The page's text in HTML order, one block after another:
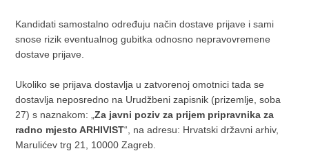
Kandidati samostalno određuju način dostave prijave i sami
snose rizik eventualnog gubitka odnosno nepravovremene
dostave prijave.
Ukoliko se prijava dostavlja u zatvorenoj omotnici tada se
dostavlja neposredno na Urudžbeni zapisnik (prizemlje, soba
27) s naznakom: „Za javni poziv za prijem pripravnika za
radno mjesto ARHIVIST“, na adresu: Hrvatski državni arhiv,
Marulićev trg 21, 10000 Zagreb.